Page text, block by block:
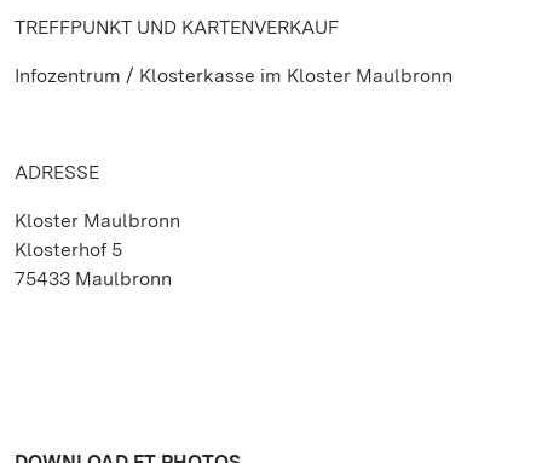
TREFFPUNKT UND KARTENVERKAUF
Infozentrum / Klosterkasse im Kloster Maulbronn
ADRESSE
Kloster Maulbronn
Klosterhof 5
75433 Maulbronn